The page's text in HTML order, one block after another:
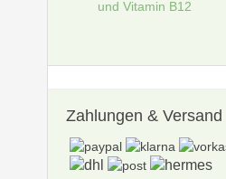
Zahlungen & Versand